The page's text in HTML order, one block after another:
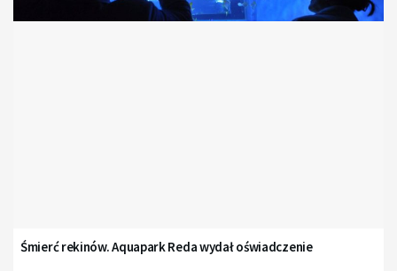
Śmierć rekinów. Aquapark Reda wydał oświadczenie